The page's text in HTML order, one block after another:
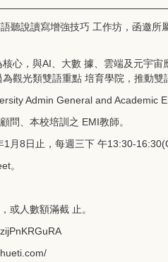
聽說讀寫增強技巧 工作坊，函邀所
心，與AI、大數 據、雲端及元宇
觀光類雙語重點 培育學院，推動雙
Admin General and Academic
問、本校培訓之 EMI教師。
月8日止，每週三下 午13:30-
。
或人數額滿截 止。